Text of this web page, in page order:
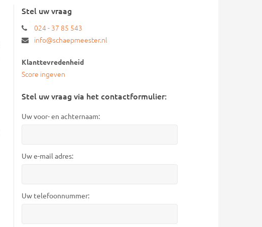
Stel uw vraag
024 - 37 85 543
info@schaepmeester.nl
Klanttevredenheid
Score ingeven
Stel uw vraag via het contactformulier:
Uw voor- en achternaam:
Uw e-mail adres:
Uw telefoonnummer: